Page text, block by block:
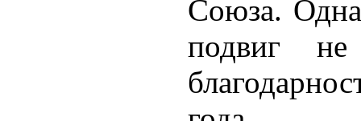
Союза.
подвиг